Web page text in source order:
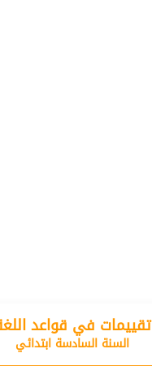
تقييمات في قواعد
السنة السادسة ابتدائي